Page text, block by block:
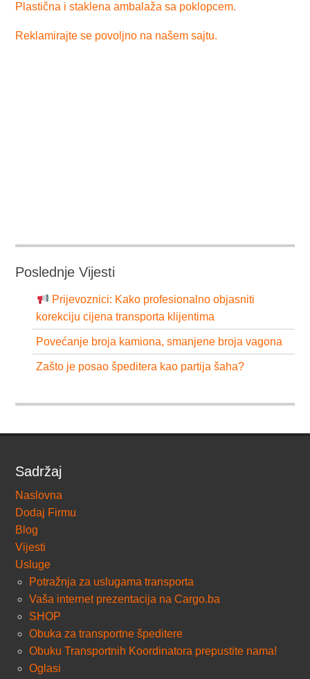
Plastična i staklena ambalaža sa poklopcem.
Reklamirajte se povoljno na našem sajtu.
Poslednje Vijesti
Prijevoznici: Kako profesionalno objasniti
korekciju cijena transporta klijentima
Povećanje broja kamiona, smanjene broja vagona
Zašto je posao špeditera kao partija šaha?
Sadržaj
Naslovna
Dodaj Firmu
Blog
Vijesti
Usluge
Potražnja za uslugama transporta
Vaša internet prezentacija na Cargo.ba
SHOP
Obuka za transportne špeditere
Obuku Transportnih Koordinatora prepustite nama!
Oglasi